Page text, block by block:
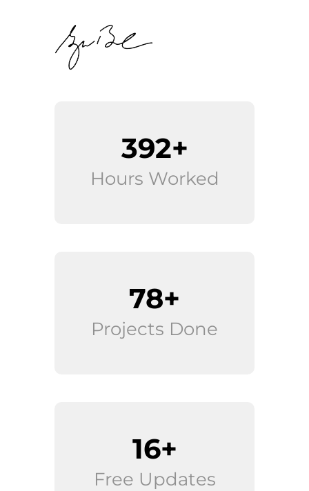
400+
Hours Worked
80+
Projects Done
16+
Free Updates